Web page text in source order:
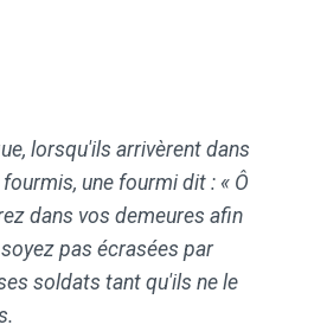
lorsqu'ils arrivèrent dans
une fourmi dit : « Ô
dans vos demeures afin
pas écrasées par
soldats tant qu'ils ne le